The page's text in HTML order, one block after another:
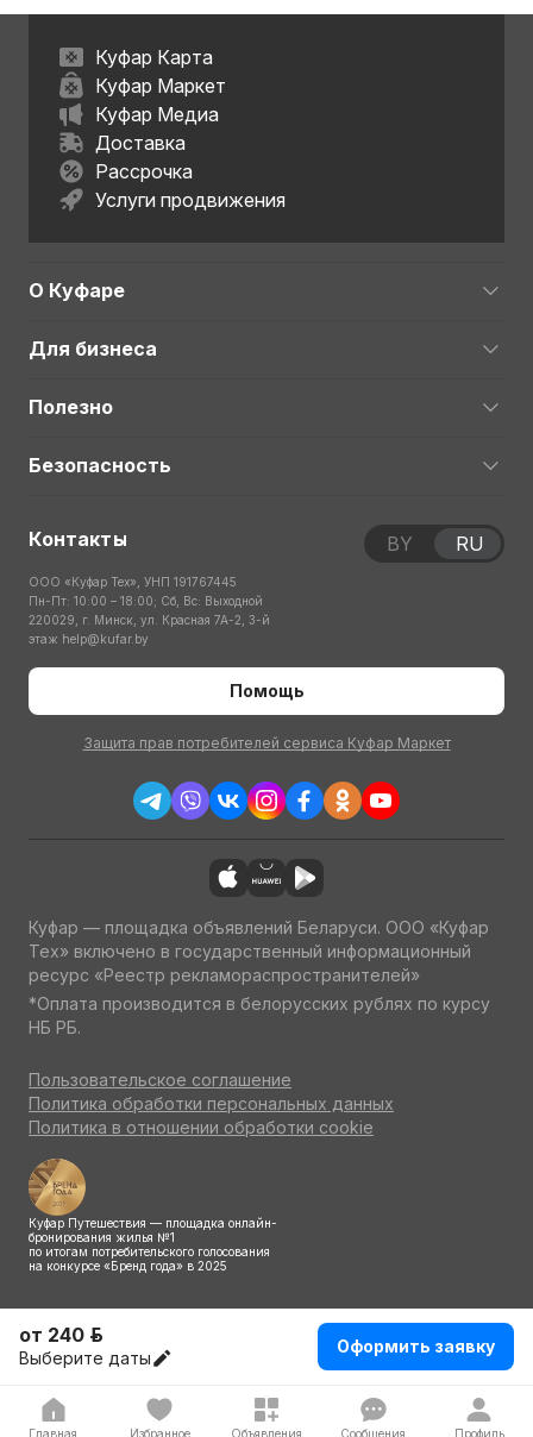
от 240 р.
Выберите даты
Оформить заявку
Главная Избранное Объявления Сообщения Профиль
Куфар Карта
Куфар Маркет
Куфар Медиа
Доставка
Рассрочка
Услуги продвижения
О Куфаре
Для бизнеса
Полезно
Безопасность
Контакты
ООО «Куфар Тех», УНП 191767445
Пн-Пт: 10:00 – 18:00; Сб, Вс: Выходной
220029, г. Минск, ул. Красная 7А-2, 3-й
этаж help@kufar.by
Помощь
Защита прав потребителей сервиса Куфар Маркет
BY RU
Куфар — площадка объявлений Беларуси. ООО «Куфар
Тех» включено в государственный информационный
ресурс «Реестр рекламораспространителей»
*Оплата производится в белорусских рублях по курсу
НБ РБ.
Пользовательское соглашение
Политика обработки персональных данных
Политика в отношении обработки cookie
Куфар Путешествия — площадка онлайн-
бронирования жилья №1
по итогам потребительского голосования
на конкурсе «Бренд года» в 2025